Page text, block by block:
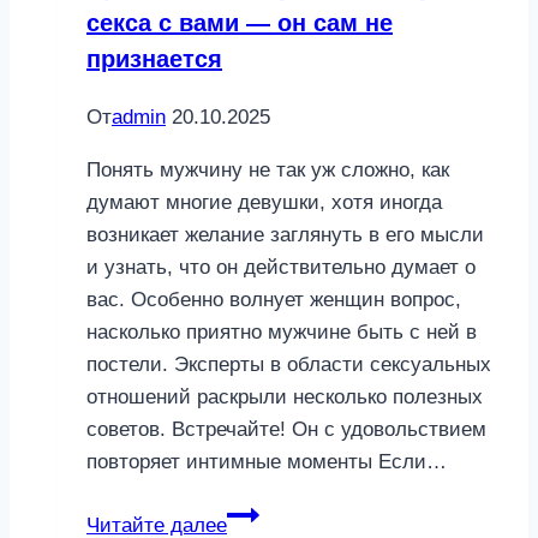
секса с вами — он сам не
признается
Отadmin 20.10.2025
Понять мужчину не так уж сложно, как
думают многие девушки, хотя иногда
возникает желание заглянуть в его мысли
и узнать, что он действительно думает о
вас. Особенно волнует женщин вопрос,
насколько приятно мужчине быть с ней в
постели. Эксперты в области сексуальных
отношений раскрыли несколько полезных
советов. Встречайте! Он с удовольствием
повторяет интимные моменты Если…
Читайте далее
Признаки,